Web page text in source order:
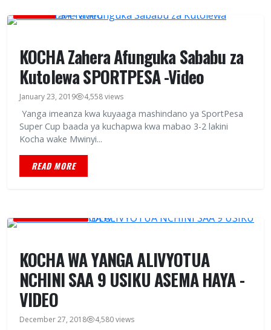
KOCHA Zahera Afunguka Sababu za
Kutolewa SPORTPESA -Video
January 23, 2019 4,558 views
Yanga imeanza kwa kuyaaga mashindano ya SportPesa
Super Cup baada ya kuchapwa kwa mabao 3-2 lakini
Kocha wake Mwinyi...
READ MORE
KOCHA WA YANGA ALIVYOTUA
NCHINI SAA 9 USIKU ASEMA HAYA -
VIDEO
December 27, 2018 4,580 views